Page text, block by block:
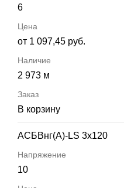
6
от 1 097,45 руб.
2 973 м
В корзину
АСБВнг(А)-LS 3х120
10